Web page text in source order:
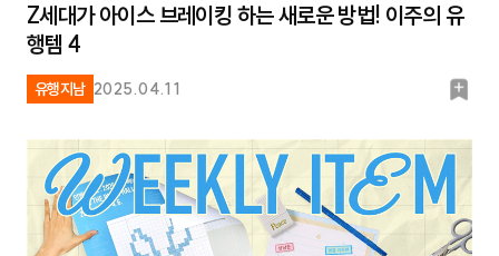
Z세대가 아이스 브레이킹 하는 새로운 방법! 이주의 유
행템 4
유행지남 2025.04.11
북
크